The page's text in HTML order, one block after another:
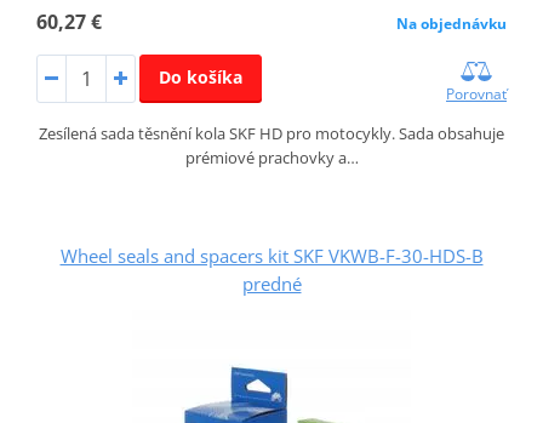
60,27 € Na objednávku
Do košíka
Porovnať
Zesílená sada těsnění kola SKF HD pro motocykly. Sada obsahuje
prémiové prachovky a…
Wheel seals and spacers kit SKF VKWB-F-30-HDS-B
predné